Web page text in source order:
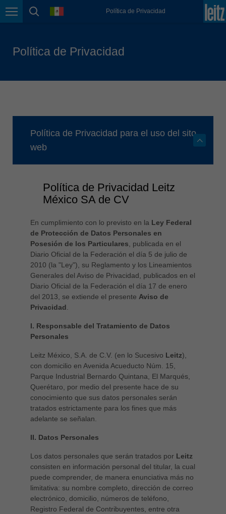
Page navigation
page search
language Política de Privacidad
Nederland
Österreich
Polska
Română
Schweiz
Singapore
english
Slovenija
slovenski
Suomi
Taiwan
Türkiye
türkçe
USA
english
Việt Nam
中文
ประเทศไทย
ไทย
Україна
Política de Privacidad
Política de Privacidad para el uso del sito
web
Política de Privacidad Leitz
México SA de CV
En cumplimiento con lo previsto en la Ley Federal
de Protección de Datos Personales en
Posesión de los Particulares , publicada en el
Diario Oficial de la Federación el día 5 de julio de
2010 (la "Ley"), su Reglamento y los Lineamientos
Generales del Aviso de Privacidad, publicados en el
Diario Oficial de la Federación el día 17 de enero
del 2013, se extiende el presente Aviso de
Privacidad
I. Responsable del Tratamiento de Datos
Personales
Leitz México, S.A. de C.V. (en lo Sucesivo Leitz),
con domicilio en Avenida Acueducto Núm. 15,
Parque Industrial Bernardo Quintana, El Marqués,
Querétaro, por medio del presente hace de su
conocimiento que sus datos personales serán
tratados estrictamente para los fines que más
adelante se señalan.
II. Datos Personales
Los datos personales que serán tratados por Leitz
consisten en información personal del titular, la cual
puede comprender, de manera enunciativa más no
limitativa: su nombre completo, dirección de correo
electrónico, domicilio, números de teléfono,
Registro Federal de Contribuyentes, entre otra